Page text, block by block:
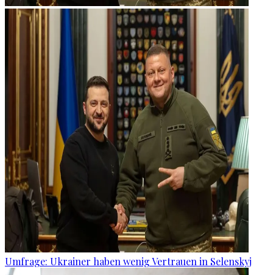
Umfrage: Ukrainer haben wenig Vertrauen in Selenskyj